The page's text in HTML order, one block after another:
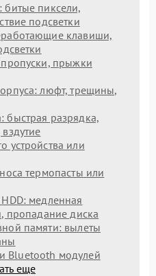
битые пиксели,
подсветки
клавиши,
пропуски, прыжки
люфт, трещины,
быстрая разрядка,
устройства или
термопасты или
медленная
пропадание диска
памяти: вылеты
Bluetooth модулей
еще